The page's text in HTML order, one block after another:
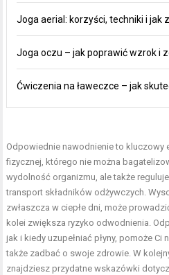
Joga aerial: korzyści, techniki i jak
Joga oczu – jak poprawić wzrok i
Ćwiczenia na ławeczce – jak
Odpowiednie nawodnienie to kluczowy
fizycznej, którego nie można
wydolność organizmu, ale także
transport składników odżywczych.
zwłaszcza w ciepłe dni, może
kolei zwiększa ryzyko odwodnienia.
jak i kiedy uzupełniać płyny, pomoże
także zadbać o swoje zdrowie. W
znajdziesz przydatne wskazówki